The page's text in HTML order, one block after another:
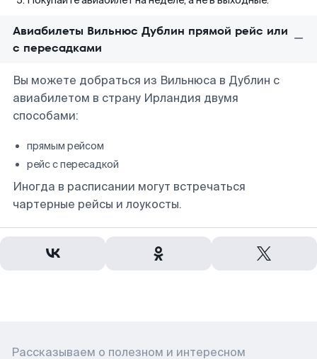
Авиабилеты Вильнюс Дублин прямой рейс или
с пересадками
Вы можете добраться из Вильнюса в Дублин с
авиабилетом в страну Ирландия двумя
способами:
прямым рейсом
рейс с пересадкой
Иногда в расписании могут встречаться
чартерные рейсы и лоукосты.
Рассказываем о полезном и интересном